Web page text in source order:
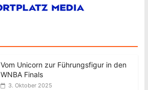
Vom Unicorn zur Führungsfigur in den
WNBA Finals
3. Oktober 2025